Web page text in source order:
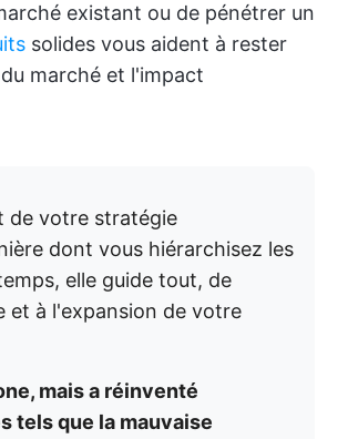
existant ou de pénétrer un
solides vous aident à rester
marché et l'impact
de votre stratégie
dont vous hiérarchisez les
elle guide tout, de
et à l'expansion de votre
mais a réinventé
tels que la mauvaise